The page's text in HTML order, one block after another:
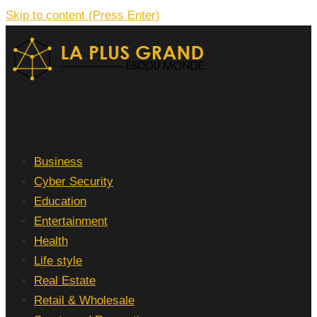
Skip to content (Press Enter)
Business
Cyber Security
Education
Entertainment
Health
Life style
Real Estate
Retail & Wholesale